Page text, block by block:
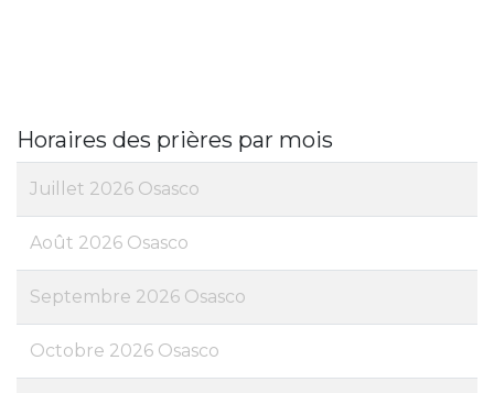
Horaires des prières par mois
Juillet 2026 Osasco
Août 2026 Osasco
Septembre 2026 Osasco
Octobre 2026 Osasco